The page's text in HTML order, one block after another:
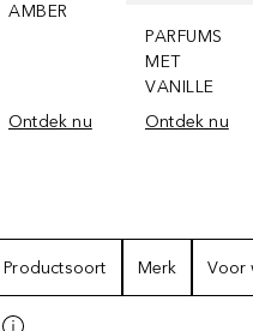
AMBER
Ontdek nu
PARFUMS
MET
VANILLE
Ontdek nu
Productsoort Merk Voor